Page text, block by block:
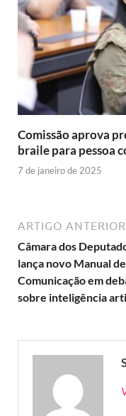
Comissão aprova
braile para pessoa
7 de janeiro de 2025
ARTIGO ANTERIOR
Câmara dos
lança novo Manual de
Comunicação em
sobre inteligência